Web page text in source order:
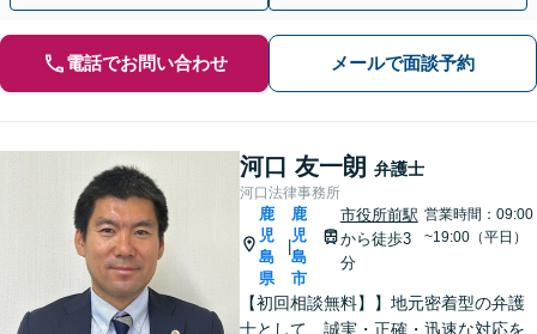
電話でお問い合わせ メールで面談予約
河口 友一朗 弁護士
河口法律事務所
鹿
児
島
県
|
鹿
児
島
市
市役所前駅
から徒歩3
分
営業時間：09:00
~19:00（平日）
【初回相談無料】】地元密着型の弁護
士として、誠実・正確・迅速な対応を